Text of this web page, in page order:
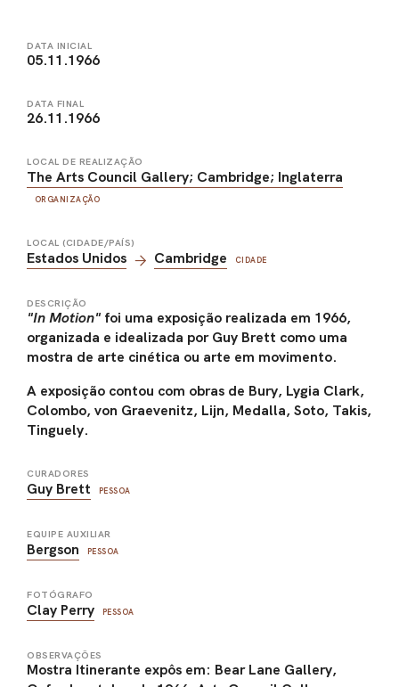
DATA INICIAL
05.11.1966
DATA FINAL
26.11.1966
LOCAL DE REALIZAÇÃO
The Arts Council Gallery; Cambridge; Inglaterra
ORGANIZAÇÃO
LOCAL (CIDADE/PAÍS)
Estados Unidos Cambridge CIDADE
DESCRIÇÃO
"In Motion" foi uma exposição realizada em 1966,
organizada e idealizada por Guy Brett como uma
mostra de arte cinética ou arte em movimento.
A exposição contou com obras de Bury, Lygia Clark,
Colombo, von Graevenitz, Lijn, Medalla, Soto, Takis,
Tinguely.
CURADORES
Guy Brett PESSOA
EQUIPE AUXILIAR
Bergson PESSOA
FOTÓGRAFO
Clay Perry PESSOA
OBSERVAÇÕES
Mostra Itinerante expôs em: Bear Lane Gallery,